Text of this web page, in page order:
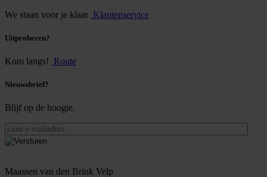
We staan voor je klaar Klantenservice
Uitproberen?
Kom langs! Route
Nieuwsbrief?
Blijf op de hoogte.
jouw
e-
mailadres
Maassen van den Brink Velp